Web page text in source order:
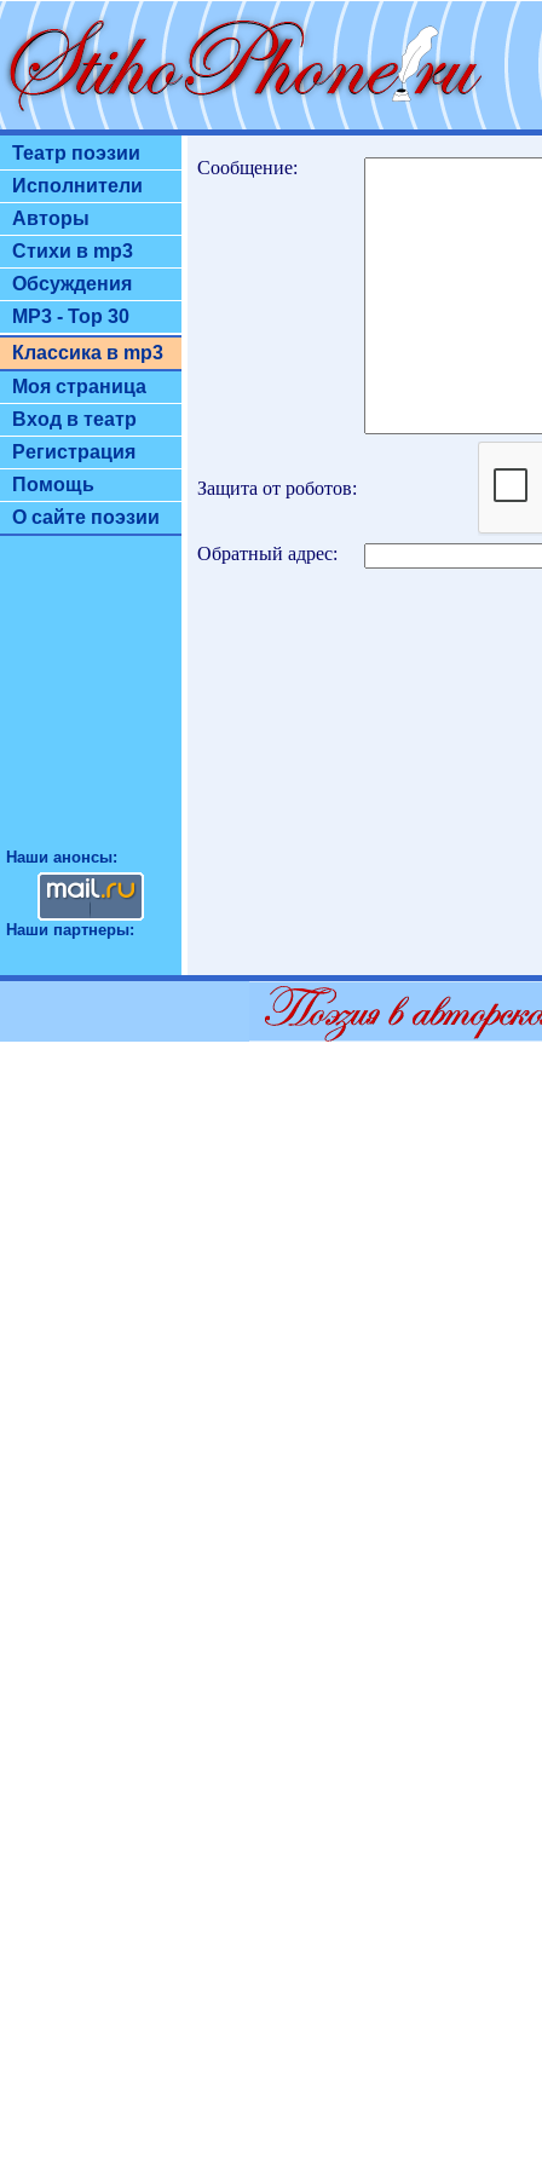
Театр поэзии
Исполнители
Авторы
Стихи в mp3
Обсуждения
MP3 - Top 30
Классика в mp3
Моя страница
Вход в театр
Регистрация
Помощь
О сайте поэзии
Наши анонсы:
Наши партнеры:
Сообщение:
Защита от роботов:
Обратный адрес: